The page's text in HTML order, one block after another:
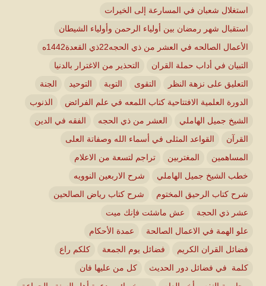
استغلال شعبان في المسارعة إلى الخيرات
استقبال شهر رمضان بين أولياء الرحمن وأولياء الشيطان
الأعمال الصالحه في العشر من ذي الحجه22ذي القعدة1442ه
التبيان في أداب حملة القران
التحذير من الاغترار بالدنيا
التعليق على نزهة النظر
التقوى التوبة التوحيد
الجنة
الدورة العلمية الافتتاحية كتاب اللمعه في علم الفرائض
الذنوب
الشيخ جميل الهاملي
العشر من ذي الحجه
الفقه في الدين
القرآن
القواعد المثلى في أسماء الله وصفاتة العلى
المساهمين
المغتربين
تراجم لتسعة من الاعلام
خطب الشيخ جميل الهاملي
شرح الاربعين النوويه
شرح كتاب الرحيق المختوم
شرح كتاب رياض الصالحين
عشر ذي الحجة
عش ماشئت فإنك ميت
علو الهمة في الاعمال الصالحة
عمدة الأحكام
فضائل القران الكريم
فضائل يوم الجمعة
كلكم راع
كلمة في فضائل دور الحديث
كل من عليها فان